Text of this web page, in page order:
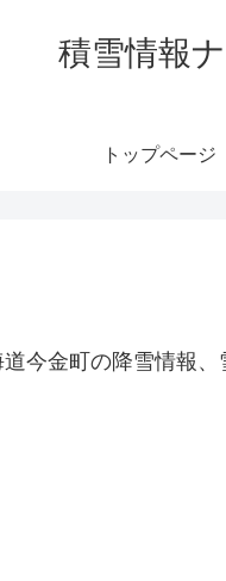
積雪情報
トップページ
今金町の降雪情報